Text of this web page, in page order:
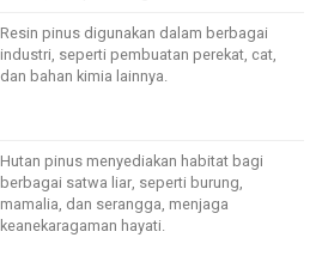
Resin pinus digunakan dalam berbagai
industri, seperti pembuatan perekat, cat,
dan bahan kimia lainnya.
Hutan pinus menyediakan habitat bagi
berbagai satwa liar, seperti burung,
mamalia, dan serangga, menjaga
keanekaragaman hayati.